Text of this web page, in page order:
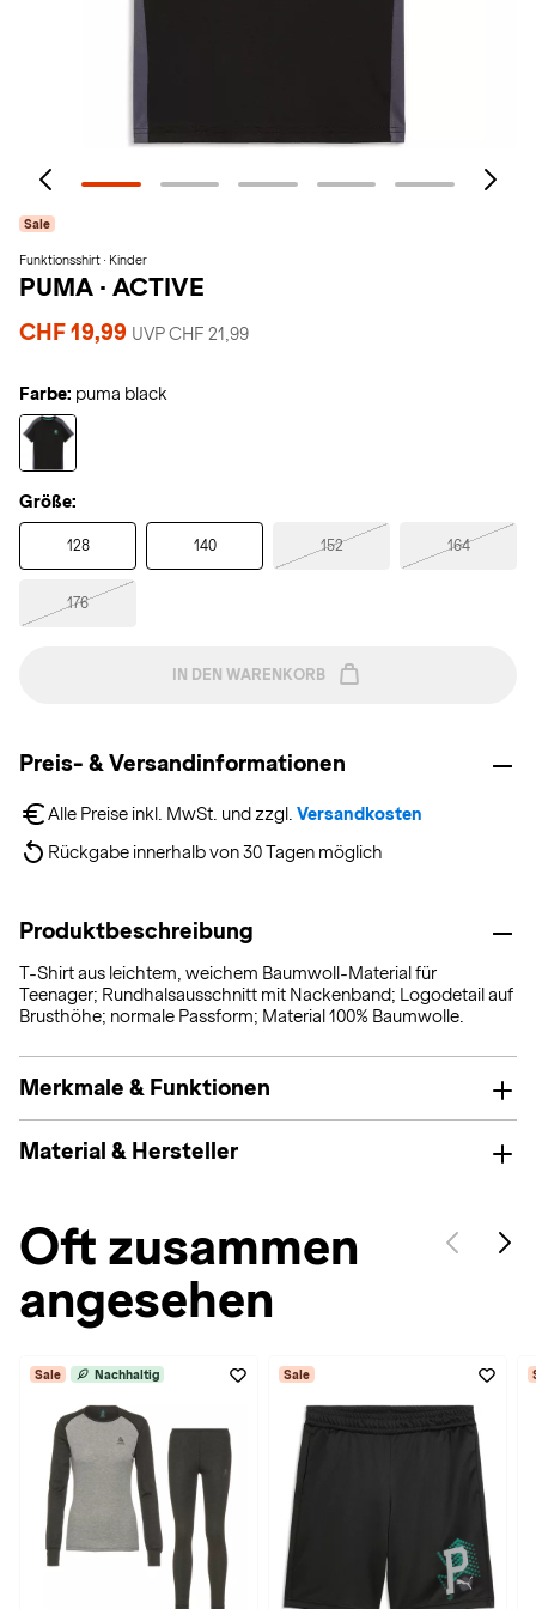
Sale
Funktionsshirt · Kinder
PUMA · ACTIVE
CHF 19,99 UVP CHF 21,99
Farbe: puma black
Größe:
128 140 152 164
176
IN DEN WARENKORB
Preis- & Versandinformationen
Alle Preise inkl. MwSt. und zzgl. Versandkosten
Rückgabe innerhalb von 30 Tagen möglich
Produktbeschreibung
T-Shirt aus leichtem, weichem Baumwoll-Material für
Teenager; Rundhalsausschnitt mit Nackenband; Logodetail auf
Brusthöhe; normale Passform; Material 100% Baumwolle.
Merkmale & Funktionen
Material & Hersteller
Oft zusammen
angesehen
Sale Nachhaltig Sale